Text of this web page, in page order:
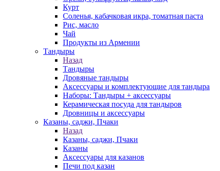
Курт
Соленья, кабачковая икра, томатная паста
Рис, масло
Чай
Продукты из Армении
Тандыры
Назад
Тандыры
Дровяные тандыры
Аксессуары и комплектующие для тандыра
Наборы: Тандыры + аксессуары
Керамическая посуда для тандыров
Дровницы и аксессуары
Казаны, саджи, Пчаки
Назад
Казаны, саджи, Пчаки
Казаны
Аксессуары для казанов
Печи под казан